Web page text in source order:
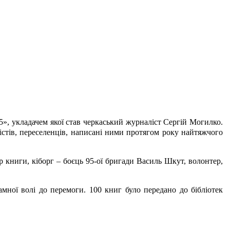
укладачем якої став черкаський журналіст Сергій Могилко.
переселенців, написані ними протягом року найтяжчого
книги, кіборг – боєць 95-ої бригади Василь Шкут, волонтер,
волі до перемоги. 100 книг було передано до бібліотек